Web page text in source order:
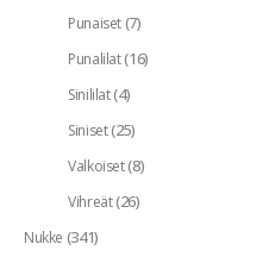
Punaiset(7)
Punalilat(16)
Sinililat(4)
Siniset(25)
Valkoiset(8)
Vihreät(26)
Nukke (341)